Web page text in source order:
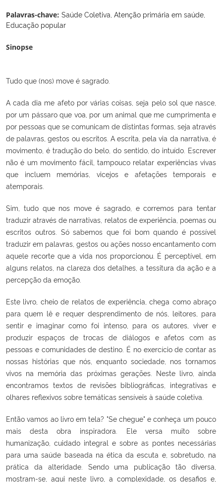
Palavras-chave: Saúde Coletiva, Atenção primária em saúde,
Educação popular
Sinopse
Tudo que (nos) move é sagrado.
A cada dia me afeto por várias coisas, seja pelo sol que nasce,
por um pássaro que voa, por um animal que me cumprimenta e
por pessoas que se comunicam de distintas formas, seja através
de palavras, gestos ou escritos. A escrita, pela via da narrativa, é
movimento, é tradução do belo, do sentido, do intuído. Escrever
não é um movimento fácil, tampouco relatar experiências vivas
que incluem memórias, vicejos e afetações temporais e
atemporais.
Sim, tudo que nos move é sagrado, e corremos para tentar
traduzir através de narrativas, relatos de experiência, poemas ou
escritos outros. Só sabemos que foi bom quando é possível
traduzir em palavras, gestos ou ações nosso encantamento com
aquele recorte que a vida nos proporcionou. É perceptível, em
alguns relatos, na clareza dos detalhes, a tessitura da ação e a
percepção da emoção.
Este livro, cheio de relatos de experiência, chega como abraço
para quem lê e requer desprendimento de nós, leitores, para
sentir e imaginar como foi intenso, para os autores, viver e
produzir espaços de trocas de diálogos e afetos com as
pessoas e comunidades de destino. É no exercício de contar as
nossas histórias que nós, enquanto sociedade, nos tornamos
vivos na memória das próximas gerações. Neste livro, ainda
encontramos textos de revisões bibliográficas, integrativas e
olhares reflexivos sobre temáticas sensíveis à saúde coletiva.
Então vamos ao livro em tela? "Se chegue" e conheça um pouco
mais desta obra inspiradora. Ele versa muito sobre
humanização, cuidado integral e sobre as pontes necessárias
para uma saúde baseada na ética da escuta e, sobretudo, na
prática da alteridade. Sendo uma publicação tão diversa,
mostram-se, aqui neste livro, a complexidade, os desafios e,